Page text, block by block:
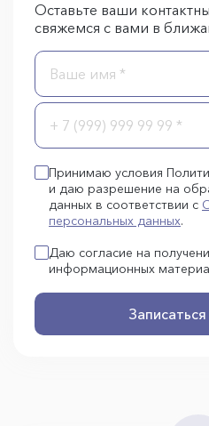
Оставьте ваши
свяжемся с вами в
Принимаю условия
и даю разрешение на
данных в соответствии с
персональных данных.
Даю согласие на
информационных
Записаться